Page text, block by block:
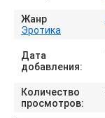
Жанр
Эротика
Дата
добавления:
Количество
просмотров: